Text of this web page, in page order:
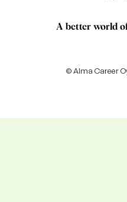
A better world
© Alma Career